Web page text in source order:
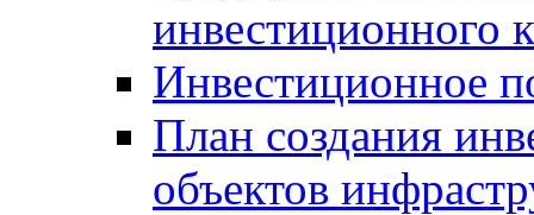
инвестиционного
Инвестиционное
План создания
объектов